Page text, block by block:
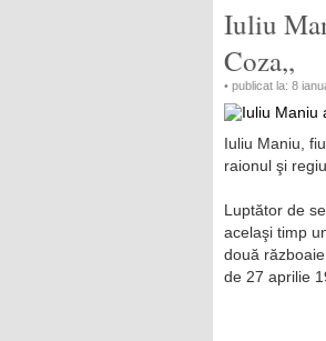
Iuliu
Coza,,
• publicat la: 8
Iuliu Maniu,
raionul şi
Luptător de
acelaşi timp
două
de 27 aprilie